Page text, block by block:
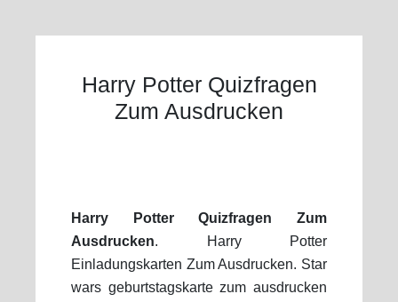
Harry Potter Quizfragen
Zum Ausdrucken
Harry Potter Quizfragen Zum
Ausdrucken. Harry Potter
Einladungskarten Zum Ausdrucken. Star
wars geburtstagskarte zum ausdrucken